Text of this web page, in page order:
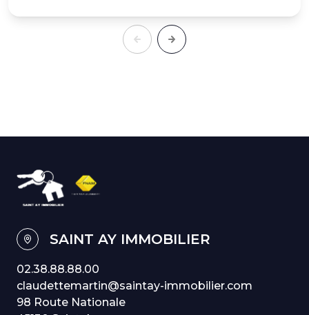
SAINT AY IMMOBILIER
02.38.88.88.00
claudettemartin@saintay-immobilier.com
98 Route Nationale